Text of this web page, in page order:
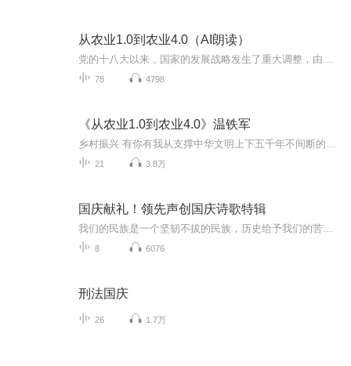
从农业1.0到农业4.0（AI朗读）
78 4798
《从农业1.0到农业4.0》温铁军
21 3.8万
国庆献礼！领先声创国庆诗歌特辑
8 6076
刑法国庆
26 1.7万